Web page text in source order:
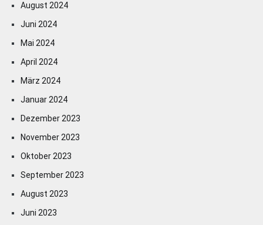
August 2024
Juni 2024
Mai 2024
April 2024
März 2024
Januar 2024
Dezember 2023
November 2023
Oktober 2023
September 2023
August 2023
Juni 2023